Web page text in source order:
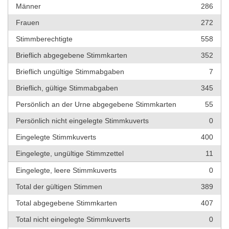
Männer
286
Frauen
272
Stimmberechtigte
558
Brieflich abgegebene Stimmkarten
352
Brieflich ungültige Stimmabgaben
7
Brieflich, gültige Stimmabgaben
345
Persönlich an der Urne abgegebene Stimmkarten
55
Persönlich nicht eingelegte Stimmkuverts
0
Eingelegte Stimmkuverts
400
Eingelegte, ungültige Stimmzettel
11
Eingelegte, leere Stimmkuverts
0
Total der gültigen Stimmen
389
Total abgegebene Stimmkarten
407
Total nicht eingelegte Stimmkuverts
0